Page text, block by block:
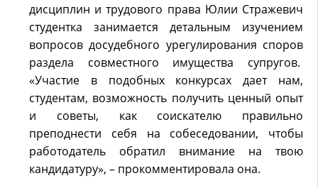
дисциплин и трудового права Юлии Стражевич
студентка занимается детальным изучением
вопросов досудебного урегулирования споров
раздела совместного имущества супругов.
«Участие в подобных конкурсах дает нам,
студентам, возможность получить ценный опыт
и советы, как соискателю правильно
преподнести себя на собеседовании, чтобы
работодатель обратил внимание на твою
кандидатуру», – прокомментировала она.